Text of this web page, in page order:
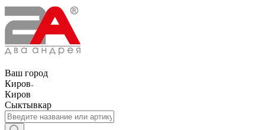
Ваш город
Киров
Киров
Сыктывкар